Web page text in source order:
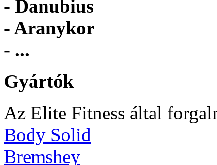
- Danubius
- Aranykor
- ...
Gyártók
Az Elite Fitness által
Body Solid
Bremshey